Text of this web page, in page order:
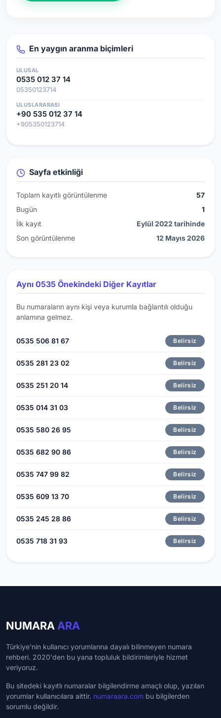
En yaygın aranma biçimleri
ULUSAL
0535 012 37 14
05350123714
ULUSLARARASI
+90 535 012 37 14
+905350123714
Sayfa etkinliği
Toplam kayıtlı görüntülenme
57
Bugün
1
İlk kayıt
Eylül 2022 tarihinde
Son görüntülenme
12 Mayıs 2026
Aynı 0535 Önekindeki Diğer Kayıtlar
Bu numaraların aynı kişi veya kurumla bağlantılı olduğu
anlamına gelmez.
0535 506 81 67 Belirsiz
0535 281 23 02 Belirsiz
0535 251 20 14 Belirsiz
0535 014 31 03 Belirsiz
0535 580 26 95 Belirsiz
0535 682 90 86 Belirsiz
0535 747 99 82 Belirsiz
0535 609 13 70 Belirsiz
0535 245 28 86 Belirsiz
0535 718 31 93 Belirsiz
NUMARA ARA
Türkiye'nin kullanıcı yorumlarına dayalı bilinmeyen numara
rehberi. 2020'den bu yana topluluk bildirimleriyle hizmet
veriyoruz.
Bu sitedeki kayıtlı numaralar bilgilendirme amaçlı olup, yazılan
yorumlar kullanıcılara aittir. numaraara.com bu bilgilerden
sorumlu değildir.